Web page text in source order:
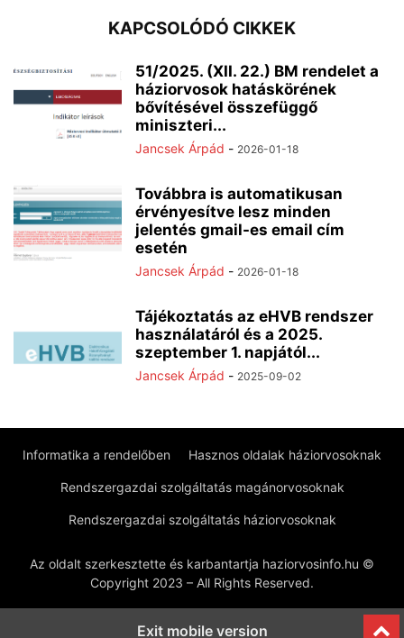
KAPCSOLÓDÓ CIKKEK
51/2025. (XII. 22.) BM rendelet a
háziorvosok hatáskörének
bővítésével összefüggő
miniszteri...
Jancsek Árpád - 2026-01-18
Továbbra is automatikusan
érvényesítve lesz minden
jelentés gmail-es email cím
esetén
Jancsek Árpád - 2026-01-18
Tájékoztatás az eHVB rendszer
használatáról és a 2025.
szeptember 1. napjától...
Jancsek Árpád - 2025-09-02
Informatika a rendelőben Hasznos oldalak háziorvosoknak
Rendszergazdai szolgáltatás magánorvosoknak
Rendszergazdai szolgáltatás háziorvosoknak
Az oldalt szerkesztette és karbantartja haziorvosinfo.hu ©
Copyright 2023 – All Rights Reserved.
Exit mobile version